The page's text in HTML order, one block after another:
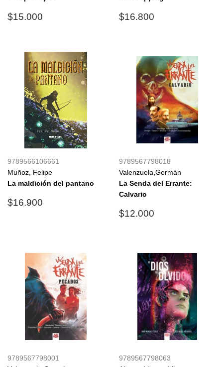
Precio
$15.000
Precio
$16.800
9789566106661
Muñoz, Felipe
La maldición del pantano
Precio
$16.900
9789567798018
Valenzuela,Germán
La Senda del Errante:
Calvario
Precio
$12.000
9789567798001
9789567798063